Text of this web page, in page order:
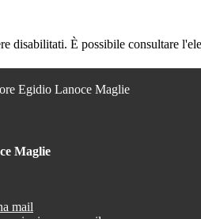
disabilitati. È possibile consultare
Egidio Lanoce Maglie
Maglie
mail